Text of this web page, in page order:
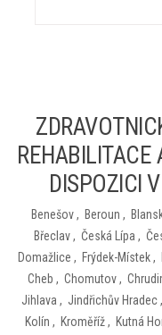
REHABILITACE
DISPOZICI
Benešov, Beroun ,
Břeclav, Česká Lípa ,
Domažlice , Frýdek-Místek,
Cheb , Chomutov,
Jihlava , Jindřichův Hradec,
Kolín , Kroměříž, Kutná